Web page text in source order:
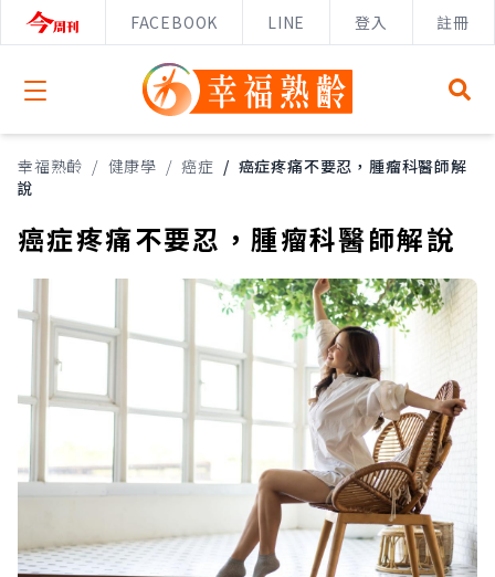
FACEBOOK LINE 登入 註冊
Open menu
幸福熟齡 / 健康學 / 癌症 / 癌症疼痛不要忍，腫瘤科醫師解
說
癌症疼痛不要忍，腫瘤科醫師解說